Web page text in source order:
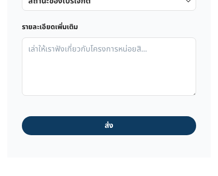
รายละเอียดเพิ่มเติม